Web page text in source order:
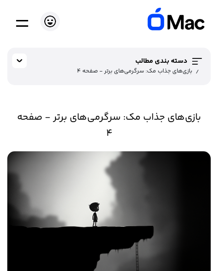
دسته بندی مطالب
بازی‌های جذاب مک: سرگرمی‌های برتر - صفحه 4
بازی‌های جذاب مک: سرگرمی‌های برتر - صفحه
4